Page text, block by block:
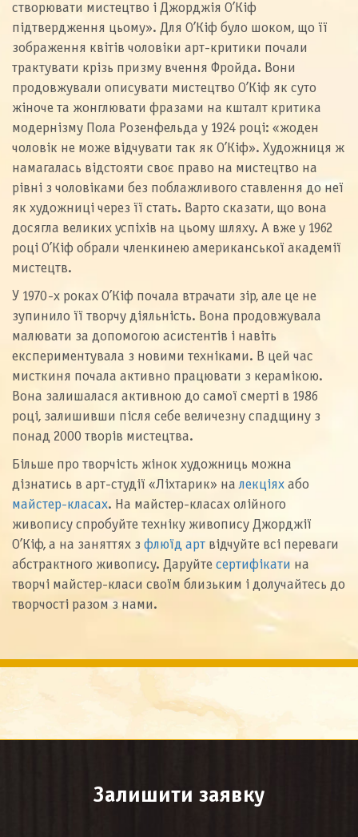
створювати мистецтво і Джорджія О’Кіф
підтвердження цьому». Для О’Кіф було шоком, що її
зображення квітів чоловіки арт-критики почали
трактувати крізь призму вчення Фройда. Вони
продовжували описувати мистецтво О’Кіф як суто
жіноче та жонглювати фразами на кшталт критика
модернізму Пола Розенфельда у 1924 році: «жоден
чоловік не може відчувати так як О’Кіф». Художниця ж
намагалась відстояти своє право на мистецтво на
рівні з чоловіками без поблажливого ставлення до неї
як художниці через її стать. Варто сказати, що вона
досягла великих успіхів на цьому шляху. А вже у 1962
році О’Кіф обрали членкинею американської академії
мистецтв.
У 1970-х роках О’Кіф почала втрачати зір, але це не
зупинило її творчу діяльність. Вона продовжувала
малювати за допомогою асистентів і навіть
експериментувала з новими техніками. В цей час
мисткиня почала активно працювати з керамікою.
Вона залишалася активною до самої смерті в 1986
році, залишивши після себе величезну спадщину з
понад 2000 творів мистецтва.
Більше про творчість жінок художниць можна
дізнатись в арт-студії «Ліхтарик» налекціях або
майстер-класах. На майстер-класах олійного
живопису спробуйте техніку живопису Джорджії
О’Кіф, а на заняттях з флюїд арт відчуйте всі переваги
абстрактного живопису. Даруйте сертифікати на
творчі майстер-класи своїм близьким і долучайтесь до
творчості разом з нами.
Залишити заявку